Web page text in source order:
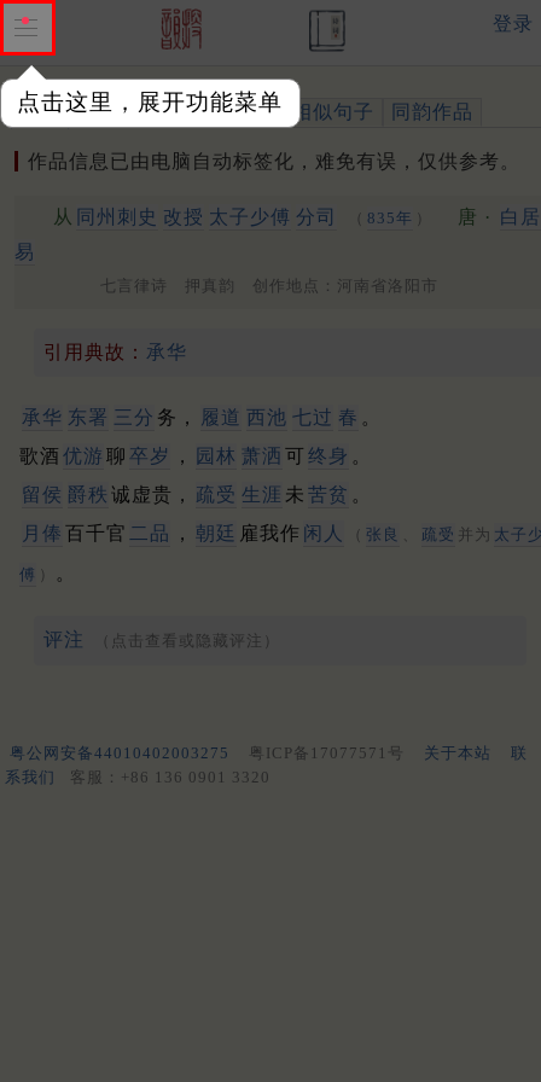
点击这里，展开功能菜单
登录
作品 标注四声 出处、引用 相似句子 同韵作品
作品信息已由电脑自动标签化，难免有误，仅供参考。
从 同州 刺史 改授 太子少傅 分司 （ 835年 ） 唐 ·
白居
易
七言律诗 押真韵 创作地点：河南省洛阳市
引用典故： 承华
承华 东署 三分 务， 履道 西池 七过 春 。
歌酒 优游 聊 卒岁 ， 园林 萧洒 可 终身 。
留侯 爵秩 诚虚贵， 疏受 生涯 未 苦贫 。
月俸 百千官 二品 ， 朝廷 雇我作 闲人 （ 张良 疏受 并为 太子
傅 ） 。
评注 （点击查看或隐藏评注）
粤公网安备44010402003275 粤ICP备17077571号 关于本站
联
系我们
客服：+86 136 0901 3320